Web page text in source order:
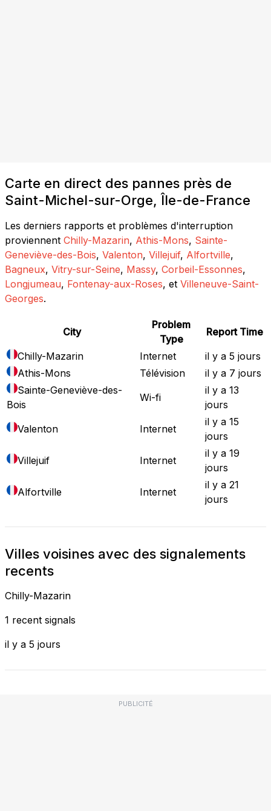
Carte en direct des pannes près de
Saint-Michel-sur-Orge, Île-de-France
Les derniers rapports et problèmes d'interruption
proviennent Chilly-Mazarin, Athis-Mons, Sainte-
Geneviève-des-Bois, Valenton, Villejuif, Alfortville,
Bagneux, Vitry-sur-Seine, Massy, Corbeil-Essonnes,
Longjumeau, Fontenay-aux-Roses, et Villeneuve-Saint-
Georges.
City
Problem
Type
Report Time
Chilly-Mazarin
Internet
il y a 5 jours
Athis-Mons
Télévision
il y a 7 jours
Sainte-Geneviève-des-
Bois
Wi-fi
il y a 13
jours
Valenton
Internet
il y a 15
jours
Villejuif
Internet
il y a 19
jours
Alfortville
Internet
il y a 21
jours
Villes voisines avec des signalements
recents
Chilly-Mazarin
1 recent signals
il y a 5 jours
PUBLICITÉ